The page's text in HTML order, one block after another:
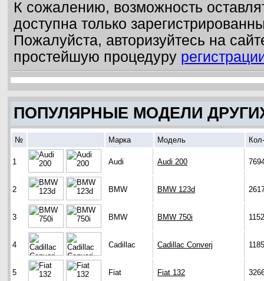
К сожалению, возможность
доступна только
Пожалуйста, авторизуйтесь на
простейшую процедуру
ПОПУЛЯРНЫЕ МОДЕЛИ
№ Марка Модель
1 Audi Audi 200
2 BMW BMW 123d
3 BMW BMW 750i
4 Cadillac Cadillac Converj
5 Fiat Fiat 132